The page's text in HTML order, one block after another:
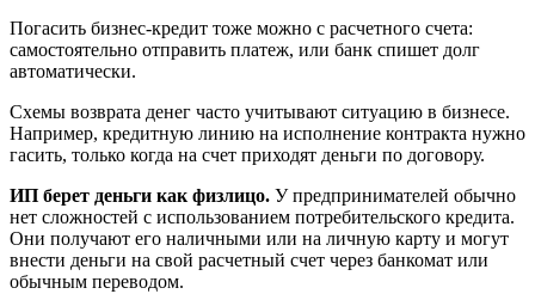
Погасить бизнес-кредит тоже можно с расчетного счета:
самостоятельно отправить платеж, или банк спишет долг
автоматически.
Схемы возврата денег часто учитывают ситуацию в бизнесе.
Например, кредитную линию на исполнение контракта нужно
гасить, только когда на счет приходят деньги по договору.
ИП берет деньги как физлицо. У предпринимателей обычно
нет сложностей с использованием потребительского кредита.
Они получают его наличными или на личную карту и могут
внести деньги на свой расчетный счет через банкомат или
обычным переводом.